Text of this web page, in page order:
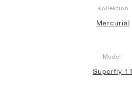
Kollektion
Mercurial
Modell
Superfly 11